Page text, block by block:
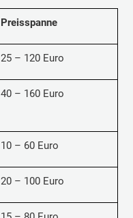
Preisspanne
25 – 120 Euro
40 – 160 Euro
10 – 60 Euro
20 – 100 Euro